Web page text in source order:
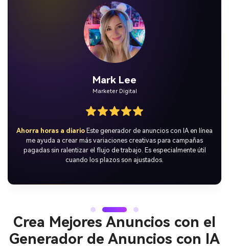
Emily Chen
Fundadora de Startup
Super fácil de usarNo tengo experiencia en diseño, pero este
generador de anuncios con IA facilitó producir contenido limpio
para el lanzamiento de mi producto y sus promociones en redes
sociales.
Crea Mejores Anuncios con el
Generador de Anuncios con IA